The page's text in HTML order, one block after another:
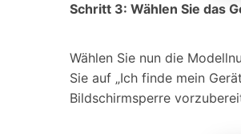
Schritt 3: Wählen Sie das
Wählen Sie nun die
Sie auf „Ich finde mein
Bildschirmsperre